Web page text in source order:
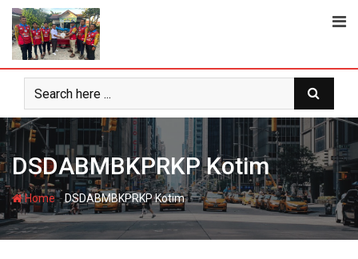
Skip
content
DSDABMBKPRKP Kotim
Home-DSDABMBKPRKP Kotim